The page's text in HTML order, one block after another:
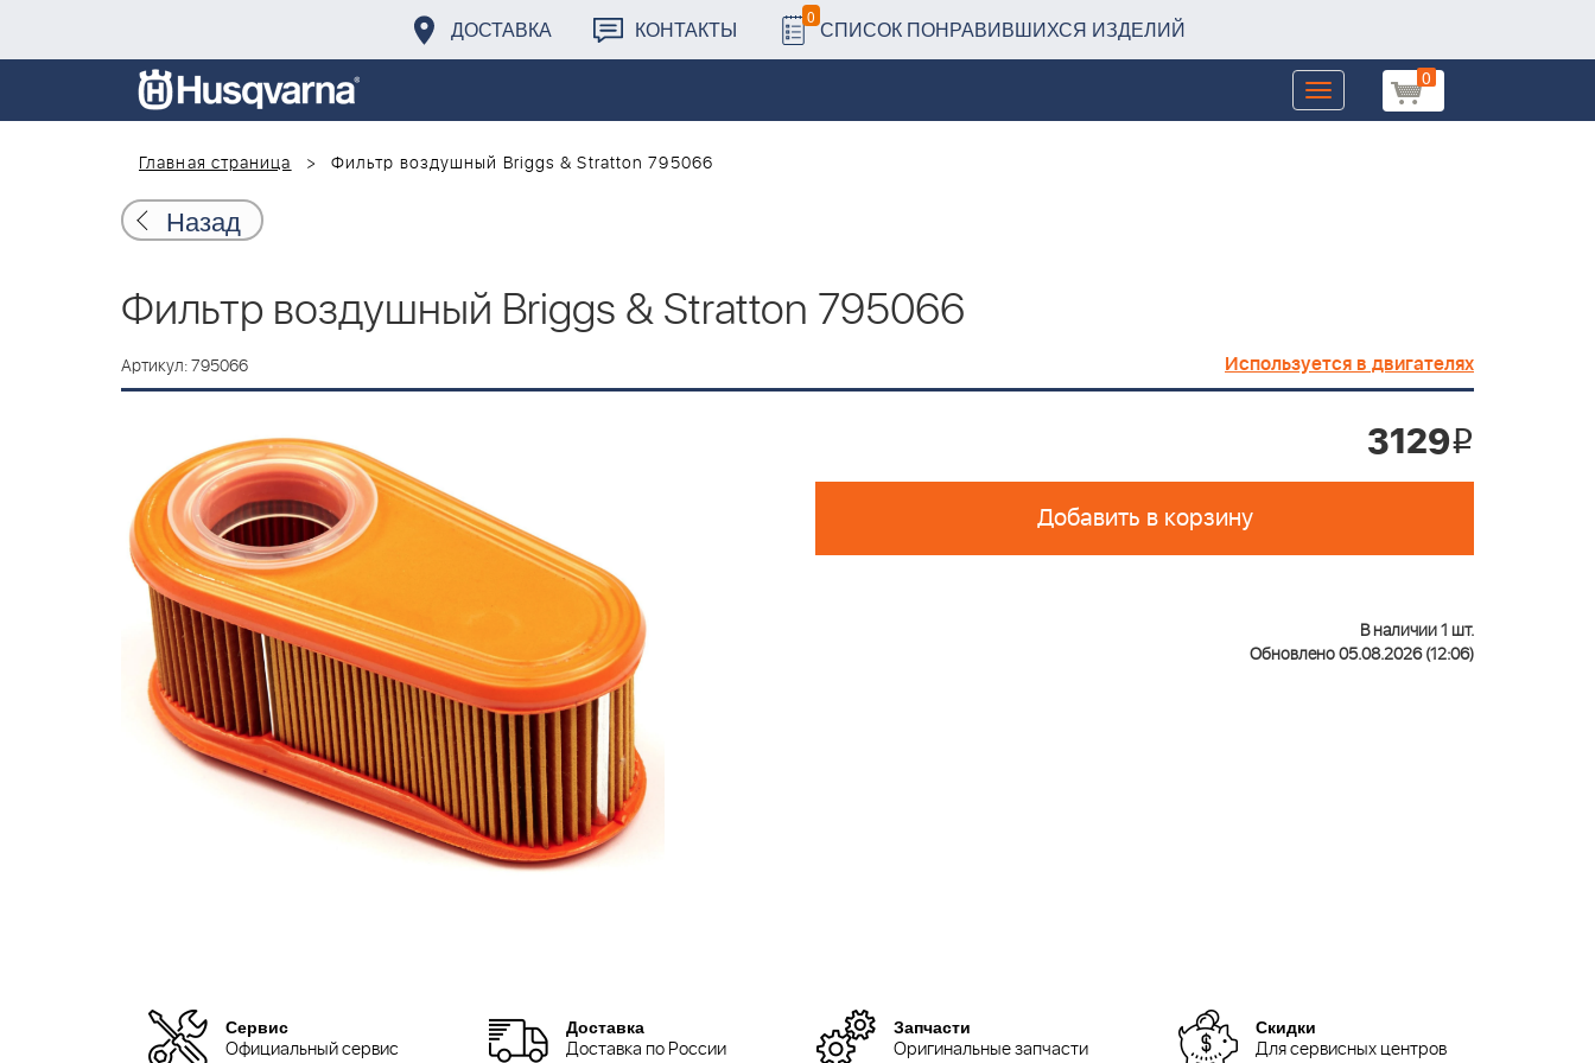
ДОСТАВКА КОНТАКТЫ 0 СПИСОК ПОНРАВИВШИХСЯ ИЗДЕЛИЙ
0
Toggle
navigation
Главная страница
Фильтр воздушный Briggs & Stratton 795066
Назад
Фильтр воздушный Briggs & Stratton 795066
Артикул: 795066 Используется в двигателях
3129i
Добавить в корзину
В наличии 1 шт.
Обновлено 05.08.2026 (12:06)
Сервис
Официальный сервис
Доставка
Доставка по России
Запчасти
Оригинальные запчасти
Скидки
Для сервисных центров